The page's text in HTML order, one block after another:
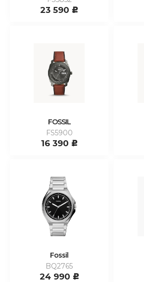
23 590 c
FOSSIL
FS5900
16 390 c
Fossil
BQ2765
24 990 c